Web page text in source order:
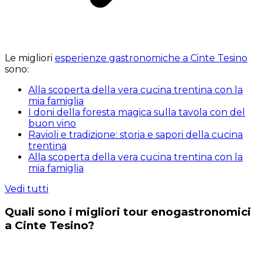
Le migliori esperienze gastronomiche a Cinte Tesino
sono:
Alla scoperta della vera cucina trentina con la
mia famiglia
I doni della foresta magica sulla tavola con del
buon vino
Ravioli e tradizione: storia e sapori della cucina
trentina
Alla scoperta della vera cucina trentina con la
mia famiglia
Vedi tutti
Quali sono i migliori tour enogastronomici
a Cinte Tesino?